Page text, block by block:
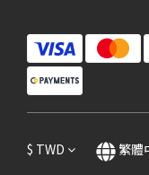
$ TWD 繁體